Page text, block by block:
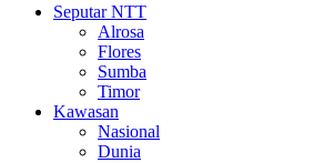
Seputar NTT
Alrosa
Flores
Sumba
Timor
Kawasan
Nasional
Dunia